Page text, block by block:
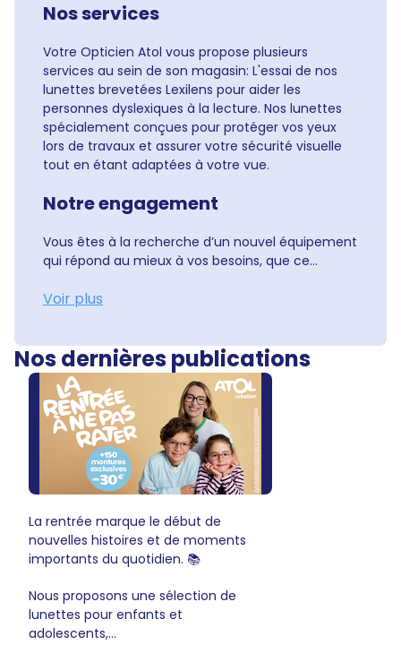
Nos services
Votre Opticien Atol vous propose plusieurs
services au sein de son magasin: L'essai de nos
lunettes brevetées Lexilens pour aider les
personnes dyslexiques à la lecture. Nos lunettes
spécialement conçues pour protéger vos yeux
lors de travaux et assurer votre sécurité visuelle
tout en étant adaptées à votre vue.
Notre engagement
Vous êtes à la recherche d’un nouvel équipement
qui répond au mieux à vos besoins, que ce...
Voir plus
Nos dernières publications
La rentrée marque le début de
nouvelles histoires et de moments
importants du quotidien. 📚
Nous proposons une sélection de
lunettes pour enfants et
adolescents,...